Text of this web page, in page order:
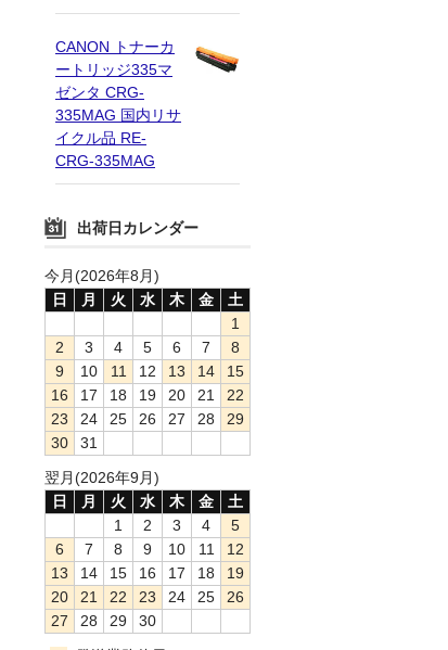
CANON トナーカ
ートリッジ335マ
ゼンタ CRG-
335MAG 国内リサ
イクル品 RE-
CRG-335MAG
出荷日カレンダー
今月(2026年8月)
日
月 火 水 木 金
土
1
2
3 4 5 6 7
8
9
10 11 12 13 14
15
16
17 18 19 20 21
22
23
24 25 26 27 28
29
30
31
翌月(2026年9月)
日
月 火 水 木 金
土
1
2 3 4
5
6
7 8 9 10 11
12
13
14 15 16 17 18
19
20
21 22 23 24 25
26
27
28 29
30